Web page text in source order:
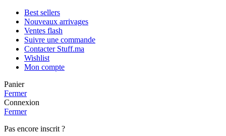
Best sellers
Nouveaux arrivages
Ventes flash
Suivre une commande
Contacter Stuff.ma
Wishlist
Mon compte
Panier
Fermer
Connexion
Fermer
Pas encore inscrit ?